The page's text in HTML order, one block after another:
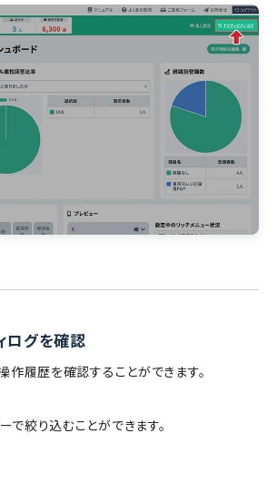
ログを確認
作履歴を確認することができます。
で絞り込むことができます。